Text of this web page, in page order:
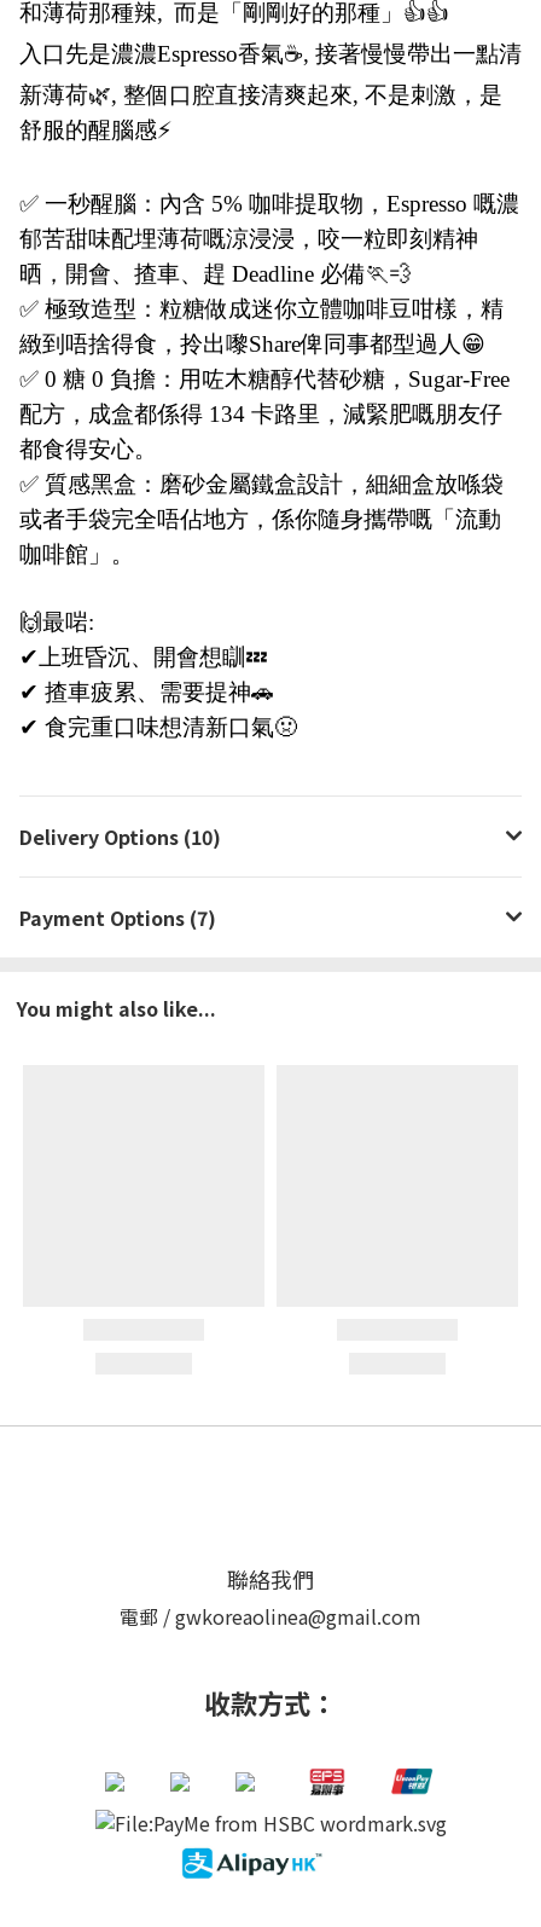
和薄荷那種辣, 而是「剛剛好的那種」👍👍
入口先是濃濃Espresso香氣☕, 接著慢慢帶出一點清
新薄荷🌿, 整個口腔直接清爽起來, 不是刺激，是
舒服的醒腦感⚡
✅ 一秒醒腦：內含 5% 咖啡提取物，Espresso 嘅濃
郁苦甜味配埋薄荷嘅涼浸浸，咬一粒即刻精神
晒，開會、揸車、趕 Deadline 必備🏃💨
✅ 極致造型：粒糖做成迷你立體咖啡豆咁樣，精
緻到唔捨得食，拎出嚟Share俾同事都型過人😁
✅ 0 糖 0 負擔：用咗木糖醇代替砂糖，Sugar-Free
配方，成盒都係得 134 卡路里，減緊肥嘅朋友仔
都食得安心。
✅ 質感黑盒：磨砂金屬鐵盒設計，細細盒放喺袋
或者手袋完全唔佔地方，係你隨身攜帶嘅「流動
咖啡館」。
🙌最啱:
✔上班昏沉、開會想瞓💤
✔ 揸車疲累、需要提神🚗
✔ 食完重口味想清新口氣🤢
Delivery Options (10)
Payment Options (7)
You might also like...
聯絡我們
電郵 / gwkoreaolinea@gmail.com
收款方式：